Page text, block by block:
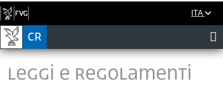
ITA
LEGGI E REGOLAMENTI